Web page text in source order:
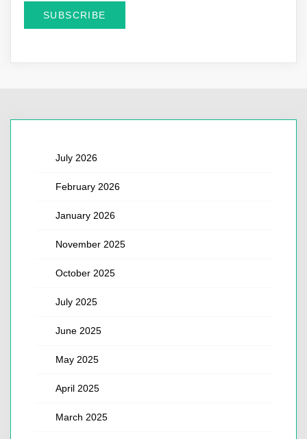
July 2026
February 2026
January 2026
November 2025
October 2025
July 2025
June 2025
May 2025
April 2025
March 2025